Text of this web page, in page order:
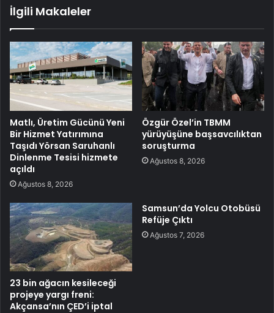
İlgili Makaleler
Matlı, Üretim Gücünü Yeni
Bir Hizmet Yatırımına
Taşıdı Yörsan Saruhanlı
Dinlenme Tesisi hizmete
açıldı
Ağustos 8, 2026
Özgür Özel’in TBMM
yürüyüşüne başsavcılıktan
soruşturma
Ağustos 8, 2026
23 bin ağacın kesileceği
projeye yargı freni:
Akçansa’nın ÇED’i iptal
Samsun’da Yolcu Otobüsü
Refüje Çıktı
Ağustos 7, 2026